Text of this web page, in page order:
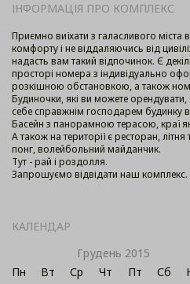
ІНФОРМАЦІЯ ПРО КОМПЛЕКС
Приємно виїхати з галасливого
комфорту і не віддаляючись від
надасть вам такий відпочинок. Є
просторі номера з індивідуально
розкішною обстановкою, а також
Будиночки, які ви можете
себе справжнім господарем будинку в
Басейн з панорамною терасою, краї
А також на території є ресторан, літня
понг, волейбольний майданчик.
Тут - рай і роздолля.
Запрошуємо відвідати наш комплекс.
КАЛЕНДАР
Грудень 2015
Пн
Вт Ср Чт Пт Сб